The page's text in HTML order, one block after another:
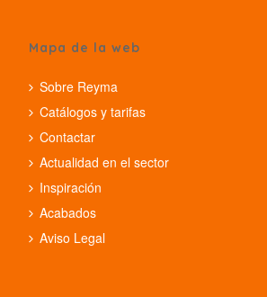
Mapa de la web
Sobre Reyma
Catálogos y tarifas
Contactar
Actualidad en el sector
Inspiración
Acabados
Aviso Legal